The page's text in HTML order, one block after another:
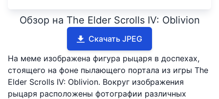
Обзор на The Elder Scrolls IV: Oblivion
Скачать JPEG
На меме изображена фигура рыцаря в доспехах,
стоящего на фоне пылающего портала из игры The
Elder Scrolls IV: Oblivion. Вокруг изображения
рыцаря расположены фотографии различных